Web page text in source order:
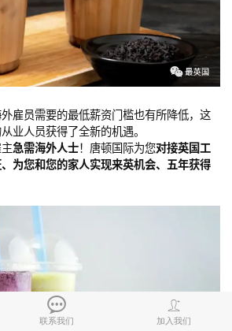
联系我们 加入我们
雇员需要的最低薪资门槛也有所降低，这
业人员获得了全新的机遇。
急需海外人士！唐顿国际为您对接英国工
为您和您的家人实现来英机会、五年获得